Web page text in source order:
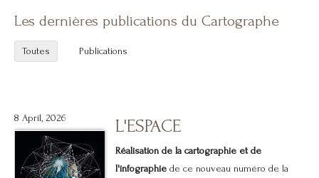
Les dernières publications du Cartographe
Toutes Publications
8 April, 2026 L'ESPACE
Réalisation de la cartographie et de
l'infographiede ce nouveau numéro de la